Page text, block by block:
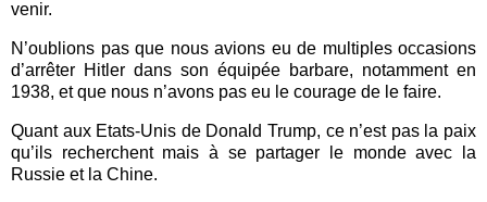
venir.
N’oublions pas que nous avions eu de multiples occasions
d’arrêter Hitler dans son équipée barbare, notamment en
1938, et que nous n’avons pas eu le courage de le faire.
Quant aux Etats-Unis de Donald Trump, ce n’est pas la paix
qu’ils recherchent mais à se partager le monde avec la
Russie et la Chine.